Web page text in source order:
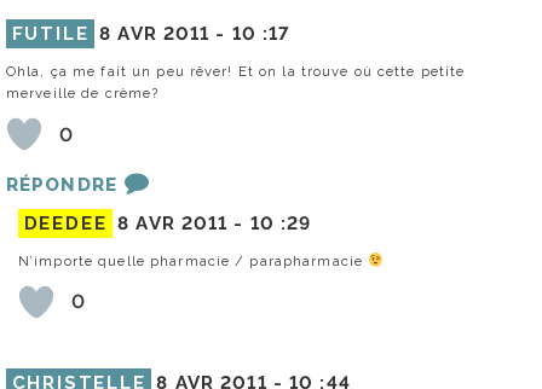
FUTILE 8 AVR 2011 - 10 :17
Ohla, ça me fait un peu rêver! Et on la trouve où cette petite
merveille de crème?
0
RÉPONDRE
DEEDEE 8 AVR 2011 - 10 :29
N’importe quelle pharmacie / parapharmacie
0
CHRISTELLE 8 AVR 2011 -10 :44